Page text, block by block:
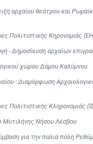
αρχαίου θεάτρου και
Πολιτιστικής Κηρονομιάς
- Δημοσίευση αρχαίων
χώρου Δάμου Καλύμνου
- Διαμόρφωση
Πολιτιστικής Κληρονομιάς
Μυτιλήνης Νήσου Λέσβου
για την παλιά πόλη